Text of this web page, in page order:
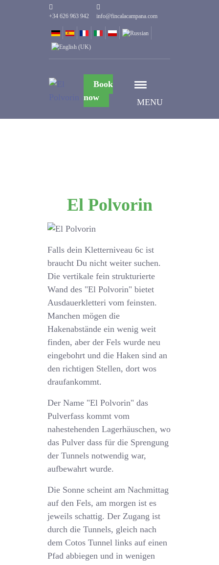
+34 626 963 942 info@fincalacampana.com
MENU
Book
now
El Polvorin
Falls dein Kletterniveau 6c ist
braucht Du nicht weiter suchen.
Die vertikale fein strukturierte
Wand des "El Polvorin" bietet
Ausdauerkletteri vom feinsten.
Manchen mögen die
Hakenabstände ein wenig weit
finden, aber der Fels wurde neu
eingebohrt und die Haken sind an
den richtigen Stellen, dort wos
draufankommt.
Der Name "El Polvorin" das
Pulverfass kommt vom
nahestehenden Lagerhäuschen, wo
das Pulver dass für die Sprengung
der Tunnels notwendig war,
aufbewahrt wurde.
Die Sonne scheint am Nachmittag
auf den Fels, am morgen ist es
jeweils schattig. Der Zugang ist
durch die Tunnels, gleich nach
dem Cotos Tunnel links auf einen
Pfad abbiegen und in wenigen